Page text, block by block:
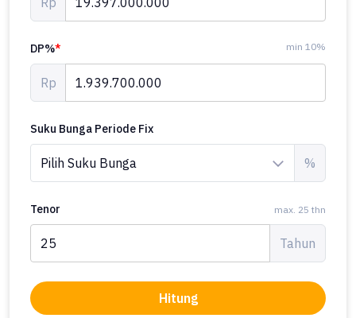
DP%* min 10%
Rp
Suku Bunga Periode Fix
%
Tenor max. 25 thn
Tahun
Hitung